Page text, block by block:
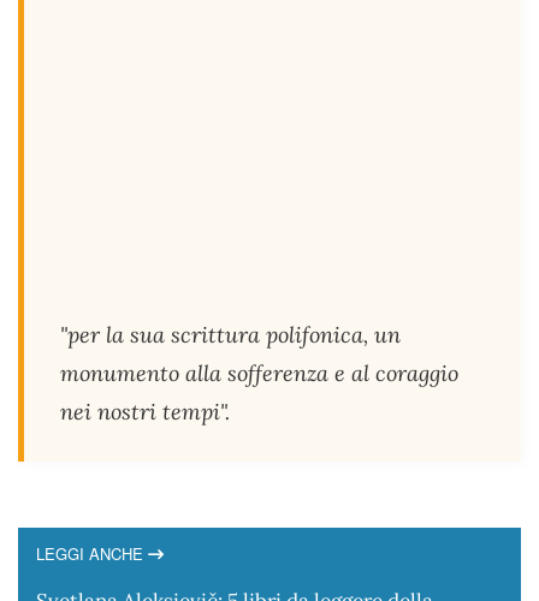
"per la sua scrittura polifonica, un
monumento alla sofferenza e al coraggio
nei nostri tempi".
LEGGI ANCHE